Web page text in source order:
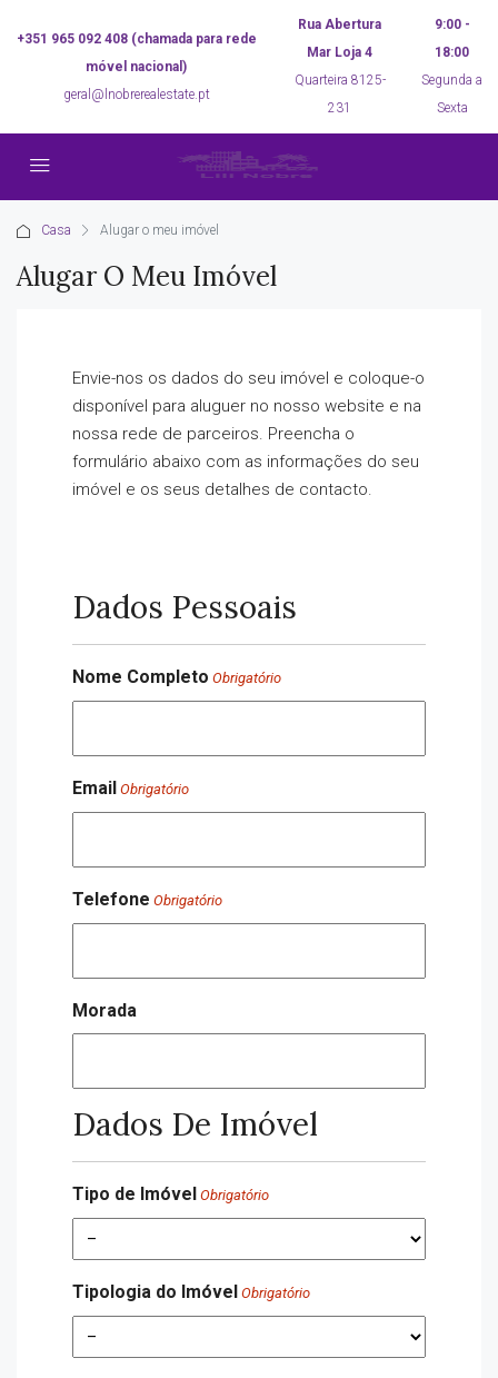
+351 965 092 408 (chamada para rede
móvel nacional)
geral@lnobrerealestate.pt
Rua Abertura
Mar Loja 4
Quarteira 8125-
231
9:00 -
18:00
Segunda a
Sexta
Casa Alugar o meu imóvel
Alugar O Meu Imóvel
Envie-nos os dados do seu imóvel e coloque-o
disponível para aluguer no nosso website e na
nossa rede de parceiros. Preencha o
formulário abaixo com as informações do seu
imóvel e os seus detalhes de contacto.
Dados Pessoais
Nome Completo Obrigatório
Email Obrigatório
Telefone Obrigatório
Morada
Dados De Imóvel
Tipo de Imóvel Obrigatório
Tipologia do Imóvel Obrigatório